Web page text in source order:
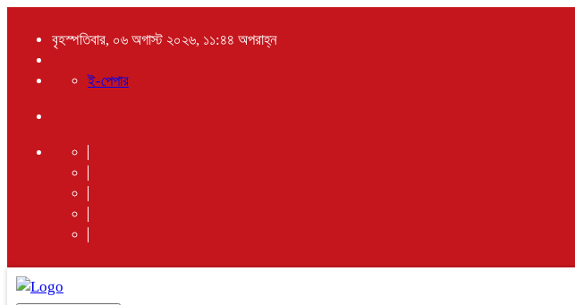
বৃহস্পতিবার, ০৬ অগাস্ট ২০২৬, ১১:৪৪ অপরাহ্ন
ই-পেপার